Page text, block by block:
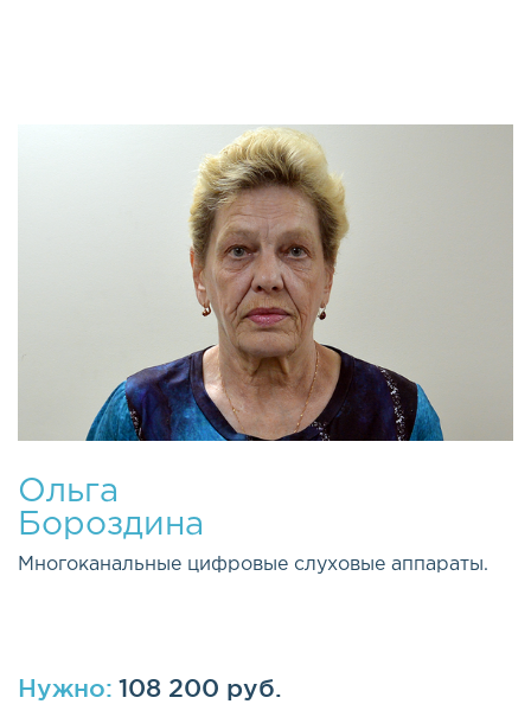
Ольга
Бороздина
Многоканальные цифровые слуховые аппараты.
Нужно: 108 200 руб.